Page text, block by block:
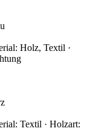
Holz, Textil ·
Textil · Holzart: